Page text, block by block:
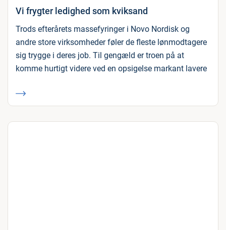
Vi frygter ledighed som kviksand
Trods efterårets massefyringer i Novo Nordisk og
andre store virksomheder føler de fleste lønmodtagere
sig trygge i deres job. Til gengæld er troen på at
komme hurtigt videre ved en opsigelse markant lavere